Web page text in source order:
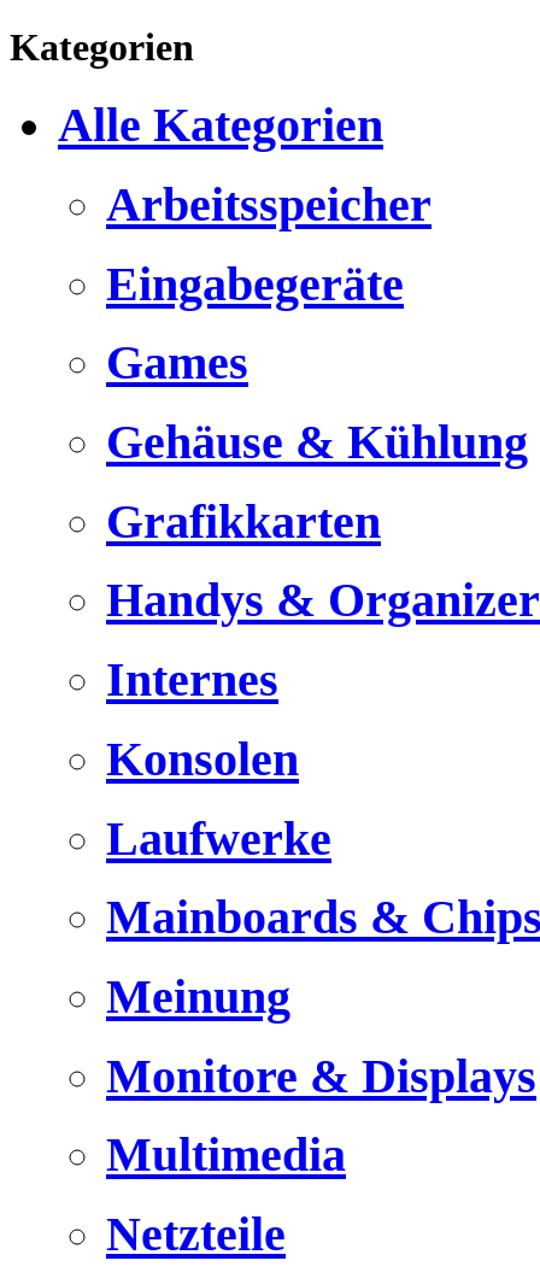
Kategorien
Alle Kategorien
Arbeitsspeicher
Eingabegeräte
Games
Gehäuse & Kühlung
Grafikkarten
Handys & Organizer
Internes
Konsolen
Laufwerke
Mainboards &
Meinung
Monitore & Displays
Multimedia
Netzteile